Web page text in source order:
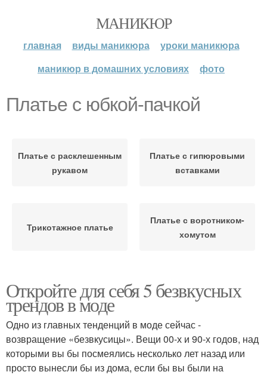
МАНИКЮР
главная виды маникюра
уроки маникюра
маникюр в домашних условиях
фото
Платье с юбкой-пачкой
Платье с расклешенным
рукавом
Платье с гипюровыми
вставками
Трикотажное платье
Платье с воротником-
хомутом
Откройте для себя 5 безвкусных
трендов в моде
Одно из главных тенденций в моде сейчас -
возвращение «безвкусицы». Вещи 00-х и 90-х годов, над
которыми вы бы посмеялись несколько лет назад или
просто вынесли бы из дома, если бы вы были на